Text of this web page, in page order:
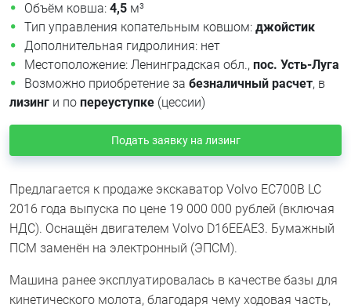
Объём ковша: 4,5 м³
Тип управления копательным ковшом: джойстик
Дополнительная гидролиния: нет
Местоположение: Ленинградская обл., пос. Усть-Луга
Возможно приобретение за безналичный расчет, в
лизинг и по переуступке (цессии)
Подать заявку на лизинг
Предлагается к продаже экскаватор Volvo EC700B LC
2016 года выпуска по цене 19 000 000 рублей (включая
НДС). Оснащён двигателем Volvo D16EEAE3. Бумажный
ПСМ заменён на электронный (ЭПСМ).
Машина ранее эксплуатировалась в качестве базы для
кинетического молота, благодаря чему ходовая часть,